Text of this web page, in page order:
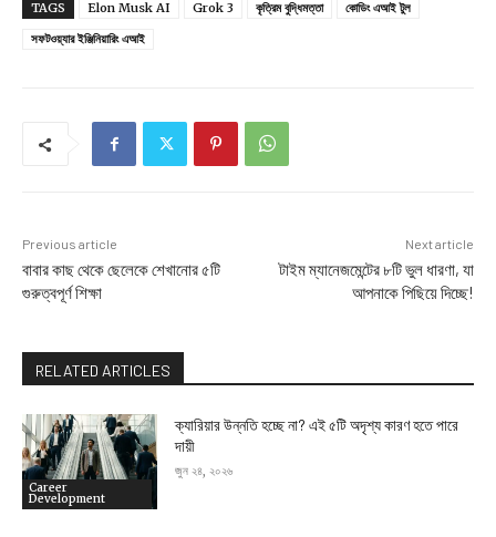
TAGS Elon Musk AI Grok 3 কৃত্রিম বুদ্ধিমত্তা
কোডিং এআই টুল
সফটওয়্যার ইঞ্জিনিয়ারিং এআই
Previous article
বাবার কাছ থেকে ছেলেকে শেখানোর ৫টি
গুরুত্বপূর্ণ শিক্ষা
Next article
টাইম ম্যানেজমেন্টের ৮টি ভুল ধারণা, যা
আপনাকে পিছিয়ে দিচ্ছে!
RELATED ARTICLES
Career
Development
ক্যারিয়ার উন্নতি হচ্ছে না? এই ৫টি অদৃশ্য কারণ হতে পারে
দায়ী
জুন ২৪, ২০২৬